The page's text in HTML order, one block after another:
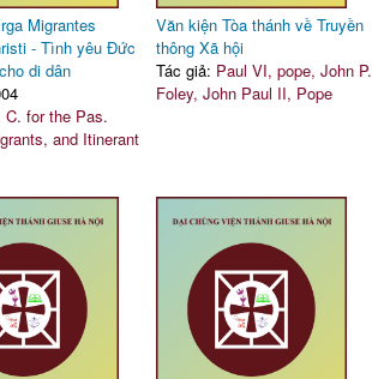
Migrantes
- Tình yêu Đức
di dân
C. for the Pas.
and Itinerant
Văn kiện Tòa thánh về Truyền
thông Xã hội
Tác giả: Paul VI, pope, John P.
Foley, John Paul II, Pope